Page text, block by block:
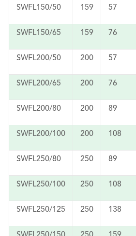
SWFL150/50 159 57
SWFL150/65 159 76
SWFL200/50 200 57
SWFL200/65 200 76
SWFL200/80 200 89
SWFL200/100 200 108
SWFL250/80 250 89
SWFL250/100 250 108
SWFL250/125 250 138